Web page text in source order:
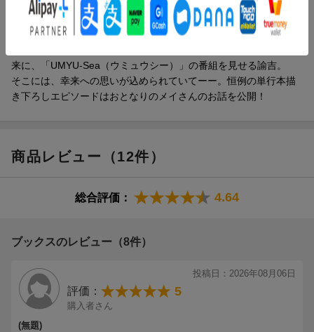
中！
諭吉が用意したご馳走に喜ぶ幸来だが、ふと隣を見ると諭吉はシ
ンプルな食事をとっていた。
来に、「UMYU-Sea（ウミュウシー）」の番組を見せる諭吉。
そこには、幸来への思いが込められていてーー。恒例の単行本描
き下ろしエピソードはおとなりのメイさんのお話を公開！
商品レビュー（12件）
総合評価： 4.64
ブックスのレビュー（8件）
投稿日：2026年08月06日
評価： 5
購入者さん
(無題)